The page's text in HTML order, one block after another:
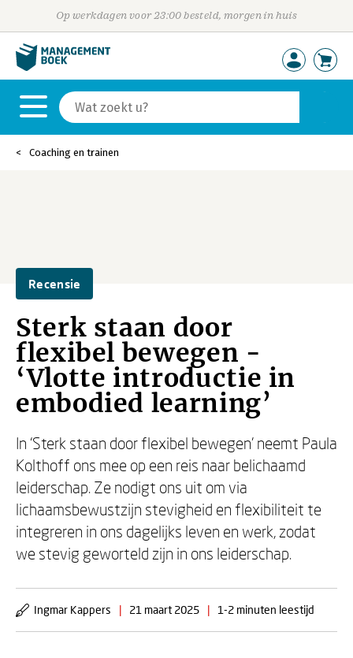
Op werkdagen voor 23:00 besteld, morgen in huis
Coaching en trainen
Recensie
Sterk staan door
flexibel bewegen -
‘Vlotte introductie in
embodied learning’
In ‘Sterk staan door flexibel bewegen’ neemt Paula
Kolthoff ons mee op een reis naar belichaamd
leiderschap. Ze nodigt ons uit om via
lichaamsbewustzijn stevigheid en flexibiliteit te
integreren in ons dagelijks leven en werk, zodat
we stevig geworteld zijn in ons leiderschap.
Ingmar Kappers | 21 maart 2025 | 1-2 minuten leestijd